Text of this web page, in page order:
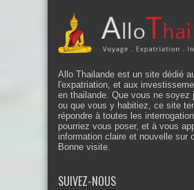
Allo Thailande est un site dédié
l'expatriation, et aux
en thailande. Que vous ne soyez
ou que vous y habitiez, ce site
répondre à toutes les
pourriez vous poser, et à vous
information claire et nouvelle sur
Bonne visite.
SUIVEZ-NOUS